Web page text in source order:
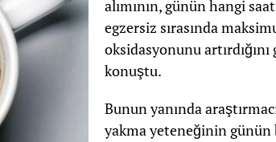
alımının, günün hangi
egzersiz sırasında
oksidasyonunu
konuştu.
Bunun yanında
yakma yeteneğinin